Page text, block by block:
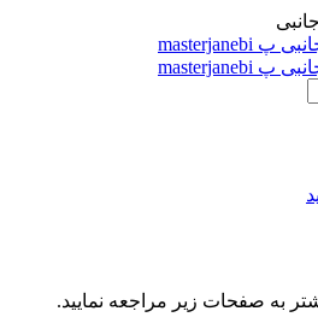
به صفحات زیر مراجعه نمایید.